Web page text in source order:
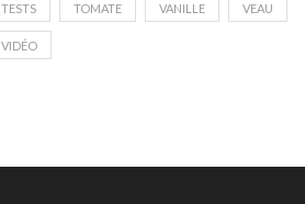
TESTS TOMATE VANILLE VEAU
VIDÉO